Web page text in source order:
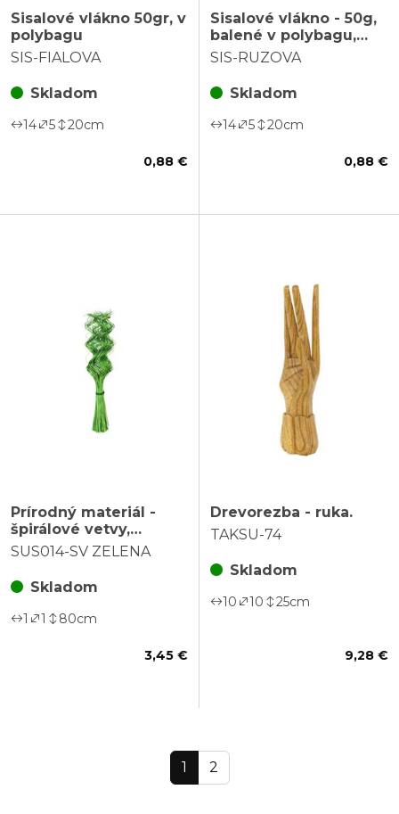
Sisalové vlákno 50gr, v
polybagu
SIS-FIALOVA
Skladom
14 5 20cm
0,88 €
Sisalové vlákno - 50g,
balené v polybagu,
ružové
SIS-RUZOVA
Skladom
14 5 20cm
0,88 €
Prírodný materiál -
špirálové vetvy,
zväzok 150ks
SUS014-SV ZELENA
Skladom
1 1 80cm
3,45 €
Drevorezba - ruka.
TAKSU-74
Skladom
10 10 25cm
9,28 €
1 2